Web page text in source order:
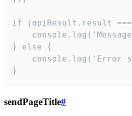
if (apiResult.result
} else {
console.log('Error
}
sendPageTitle#